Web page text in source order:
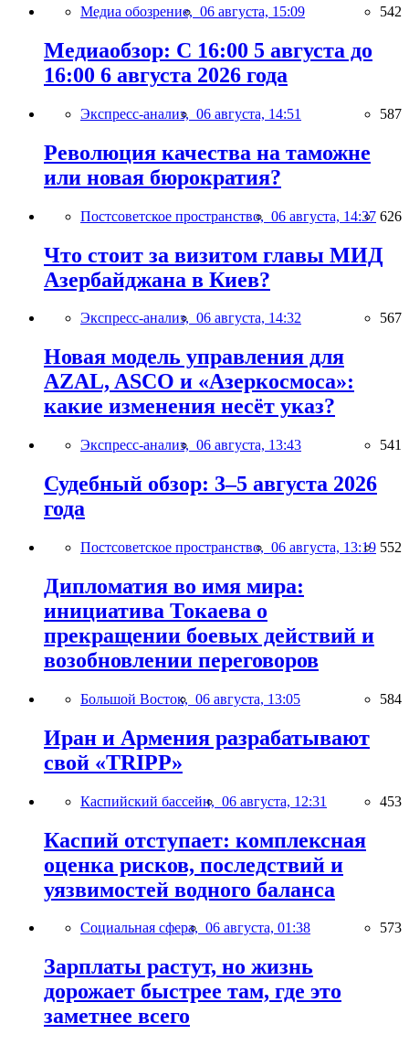
Медиа обозрение, 06 августа, 15:09 542
Медиаобзор: С 16:00 5 августа до
16:00 6 августа 2026 года
Экспресс-анализ, 06 августа, 14:51 587
Революция качества на таможне
или новая бюрократия?
Постсоветское пространство, 06 августа, 14:37 626
Что стоит за визитом главы МИД
Азербайджана в Киев?
Экспресс-анализ, 06 августа, 14:32 567
Новая модель управления для
AZAL, ASCO и «Азеркосмоса»:
какие изменения несёт указ?
Экспресс-анализ, 06 августа, 13:43 541
Судебный обзор: 3–5 августа 2026
года
Постсоветское пространство, 06 августа, 13:19 552
Дипломатия во имя мира:
инициатива Токаева о
прекращении боевых действий и
возобновлении переговоров
Большой Восток, 06 августа, 13:05 584
Иран и Армения разрабатывают
свой «TRIPP»
Каспийский бассейн, 06 августа, 12:31 453
Каспий отступает: комплексная
оценка рисков, последствий и
уязвимостей водного баланса
Социальная сфера, 06 августа, 01:38 573
Зарплаты растут, но жизнь
дорожает быстрее там, где это
заметнее всего